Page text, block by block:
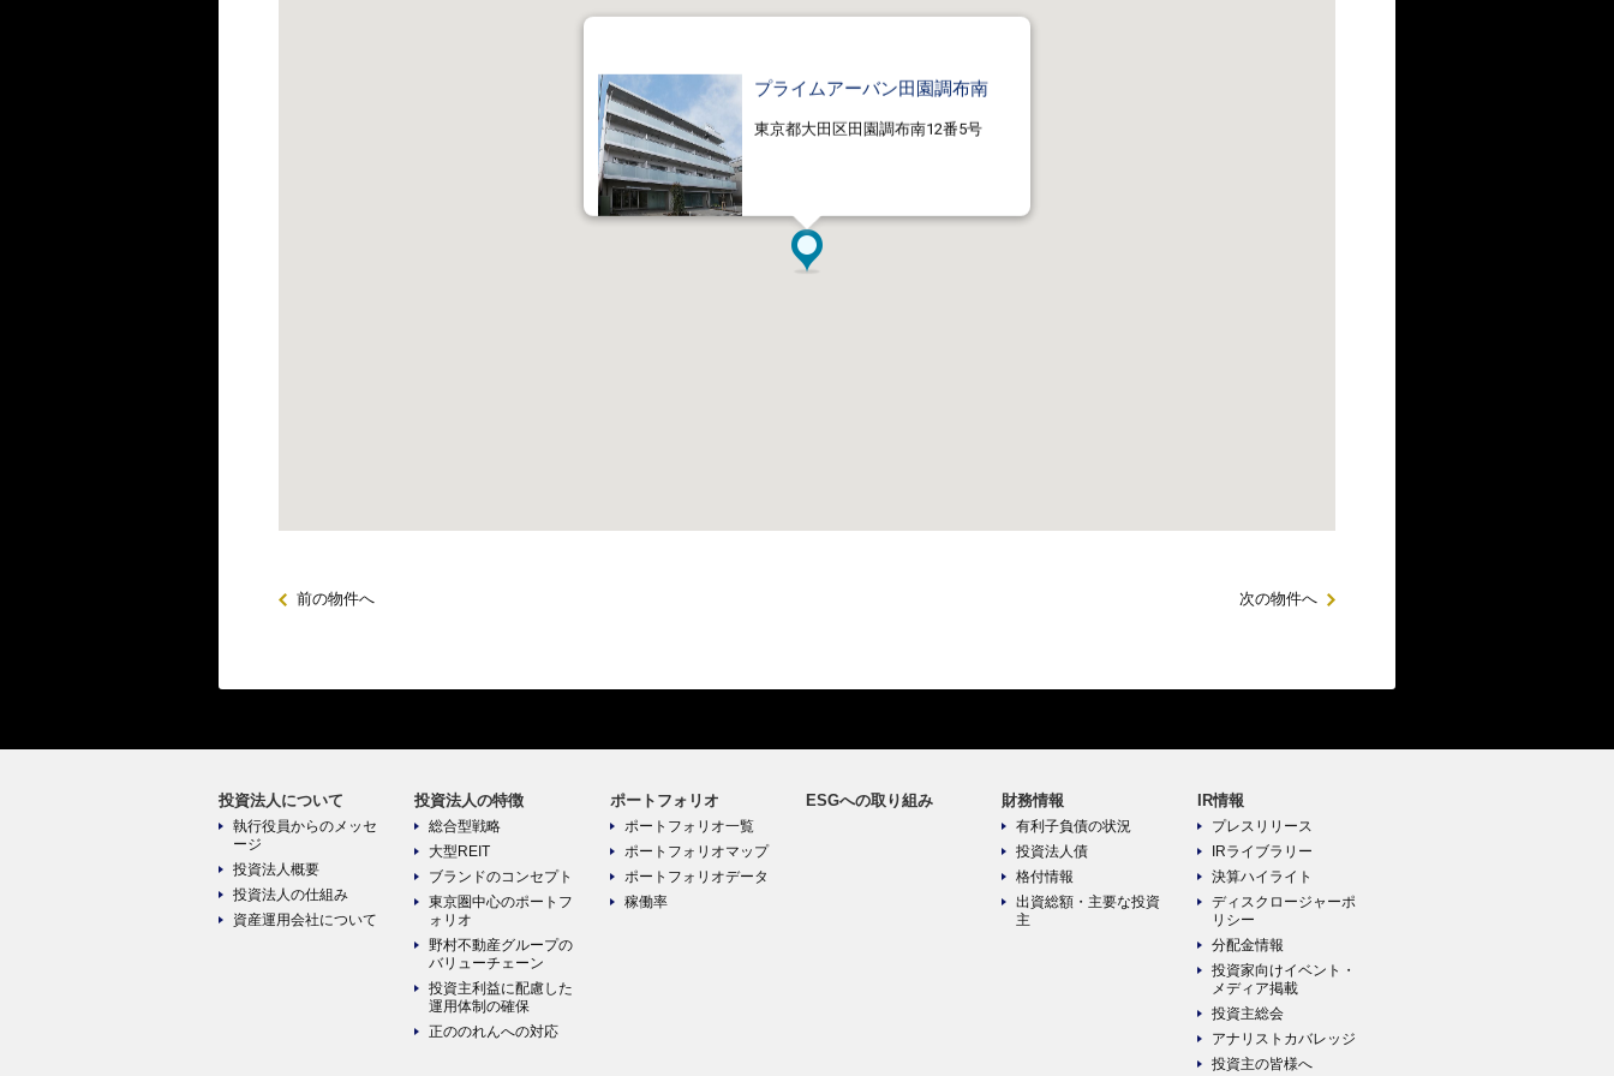
プライムアーバン田園調布南
東京都大田区田園調布南12番5号
前の物件へ 次の物件へ
投資法人について
執行役員からのメッセ
ージ
投資法人概要
投資法人の仕組み
資産運用会社について
投資法人の特徴
総合型戦略
大型REIT
ブランドのコンセプト
東京圏中心のポートフ
ォリオ
野村不動産グループの
バリューチェーン
投資主利益に配慮した
運用体制の確保
正ののれんへの対応
ポートフォリオ
ポートフォリオ一覧
ポートフォリオマップ
ポートフォリオデータ
稼働率
ESGへの取り組み 財務情報
有利子負債の状況
投資法人債
格付情報
出資総額・主要な投資
主
IR情報
プレスリリース
IRライブラリー
決算ハイライト
ディスクロージャーポ
リシー
分配金情報
投資家向けイベント・
メディア掲載
投資主総会
アナリストカバレッジ
投資主の皆様へ